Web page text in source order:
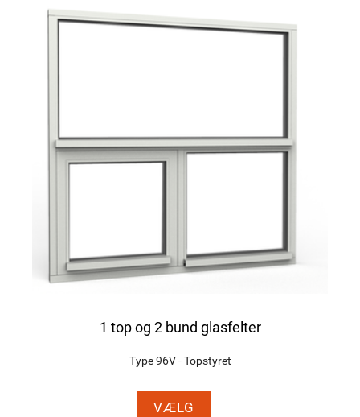
1 top og 2 bund glasfelter
Type 96V - Topstyret
VÆLG